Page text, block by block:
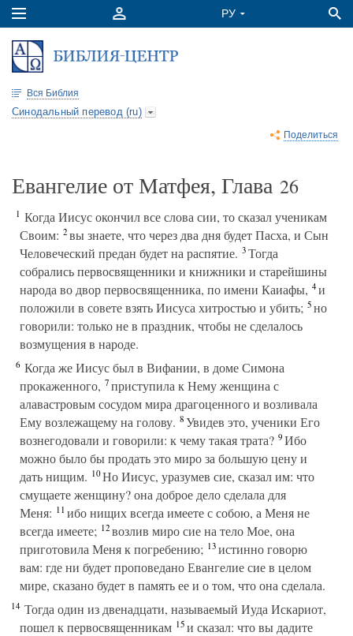
Вся Библия
Синодальный перевод (ru)
Поделиться
Евангелие от Матфея, Глава 26
1 Когда Иисус окончил все слова сии, то сказал ученикам
Своим: 2вы знаете, что через два дня будет Пасха, и Сын
Человеческий предан будет на распятие. 3Тогда
собрались первосвященники и книжники и старейшины
народа во двор первосвященника, по имени Каиафы, 4и
положили в совете взять Иисуса хитростью и убить; 5но
говорили: только не в праздник, чтобы не сделалось
возмущения в народе.
6 Когда же Иисус был в Вифании, в доме Симона
прокаженного, 7приступила к Нему женщина с
алавастровым сосудом мира драгоценного и возливала
Ему возлежащему на голову. 8Увидев это, ученики Его
вознегодовали и говорили: к чему такая трата? 9Ибо
можно было бы продать это миро за большую цену и
дать нищим. 10Но Иисус, уразумев сие, сказал им: что
смущаете женщину? она доброе дело сделала для
Меня: 11ибо нищих всегда имеете с собою, а Меня не
всегда имеете; 12возлив миро сие на тело Мое, она
приготовила Меня к погребению; 13истинно говорю
вам: где ни будет проповедано Евангелие сие в целом
мире, сказано будет в память ее и о том, что она сделала.
14 Тогда один из двенадцати, называемый Иуда Искариот,
пошел к первосвященникам 15и сказал: что вы дадите